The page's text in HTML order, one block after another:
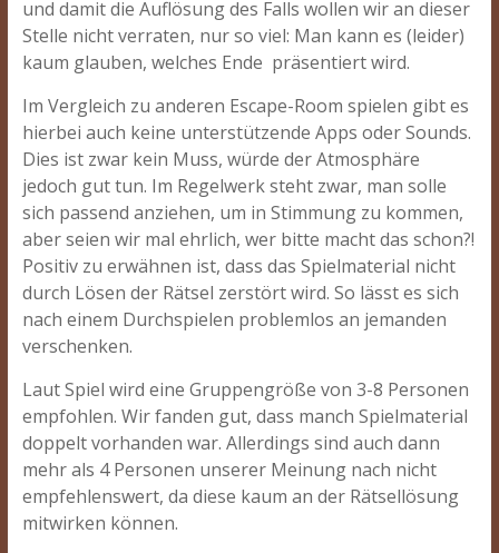
und damit die Auflösung des Falls wollen wir an dieser
Stelle nicht verraten, nur so viel: Man kann es (leider)
kaum glauben, welches Ende präsentiert wird.
Im Vergleich zu anderen Escape-Room spielen gibt es
hierbei auch keine unterstützende Apps oder Sounds.
Dies ist zwar kein Muss, würde der Atmosphäre
jedoch gut tun. Im Regelwerk steht zwar, man solle
sich passend anziehen, um in Stimmung zu kommen,
aber seien wir mal ehrlich, wer bitte macht das schon?!
Positiv zu erwähnen ist, dass das Spielmaterial nicht
durch Lösen der Rätsel zerstört wird. So lässt es sich
nach einem Durchspielen problemlos an jemanden
verschenken.
Laut Spiel wird eine Gruppengröße von 3-8 Personen
empfohlen. Wir fanden gut, dass manch Spielmaterial
doppelt vorhanden war. Allerdings sind auch dann
mehr als 4 Personen unserer Meinung nach nicht
empfehlenswert, da diese kaum an der Rätsellösung
mitwirken können.